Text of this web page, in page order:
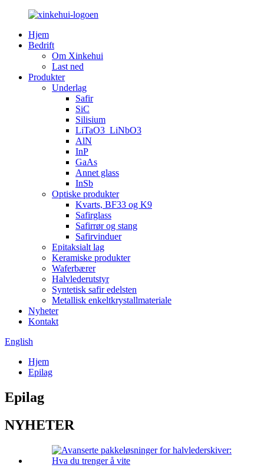
Hjem
Bedrift
Om Xinkehui
Last ned
Produkter
Underlag
Safir
SiC
Silisium
LiTaO3_LiNbO3
AlN
InP
GaAs
Annet glass
InSb
Optiske produkter
Kvarts, BF33 og K9
Safirglass
Safirrør og stang
Safirvinduer
Epitaksialt lag
Keramiske produkter
Waferbærer
Halvlederutstyr
Syntetisk safir edelsten
Metallisk enkeltkrystallmateriale
Nyheter
Kontakt
English
Hjem
Epilag
Epilag
NYHETER